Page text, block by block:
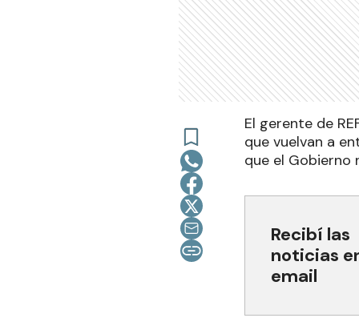
El gerente de
que vuelvan a
que el Gobierno
Recibí las
noticias
email